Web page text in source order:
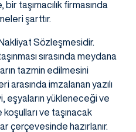
taşımacılık firmasında
şarttır.
Sözleşmesidir.
sırasında meydana
tazmin edilmesini
arasında imzalanan yazılı
eşyaların yükleneceği ve
ve taşınacak
çerçevesinde hazırlanır.